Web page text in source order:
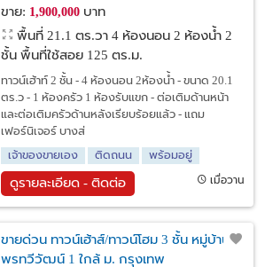
ขาย: 1,900,000บาท
พื้นที่ 21.1 ตร.วา 4 ห้องนอน 2 ห้องน้ำ 2
ชั้น พื้นที่ใช้สอย 125 ตร.ม.
ทาวน์เฮ้าท์ 2 ชั้น - 4 ห้องนอน 2ห้องน้ำ - ขนาด 20.1
ตร.ว - 1 ห้องครัว 1 ห้องรับแขก - ต่อเติมด้านหน้า
และต่อเติมครัวด้านหลังเรียบร้อยแล้ว - แถม
เฟอร์นิเจอร์ บางส่
เจ้าของขายเอง
ติดถนน พร้อมอยู่
ดูรายละเอียด - ติดต่อ เมื่อวาน
ขายด่วน ทาวน์เฮ้าส์/ทาวน์โฮม 3 ชั้น หมู่บ้าน
พรทวีวัฒน์ 1 ใกล้ ม. กรุงเทพ